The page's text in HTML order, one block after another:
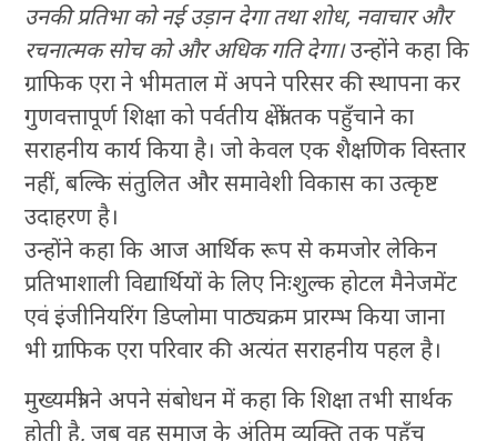
उनकी प्रतिभा को नई उड़ान देगा तथा शोध, नवाचार और
रचनात्मक सोच को और अधिक गति देगा।उन्होंने कहा कि
ग्राफिक एरा ने भीमताल में अपने परिसर की स्थापना कर
गुणवत्तापूर्ण शिक्षा को पर्वतीय क्षेत्रों तक पहुँचाने का
सराहनीय कार्य किया है। जो केवल एक शैक्षणिक विस्तार
नहीं, बल्कि संतुलित और समावेशी विकास का उत्कृष्ट
उदाहरण है।
उन्होंने कहा कि आज आर्थिक रूप से कमजोर लेकिन
प्रतिभाशाली विद्यार्थियों के लिए निःशुल्क होटल मैनेजमेंट
एवं इंजीनियरिंग डिप्लोमा पाठ्यक्रम प्रारम्भ किया जाना
भी ग्राफिक एरा परिवार की अत्यंत सराहनीय पहल है।
मुख्यमंत्री ने अपने संबोधन में कहा कि शिक्षा तभी सार्थक
होती है, जब वह समाज के अंतिम व्यक्ति तक पहुँच